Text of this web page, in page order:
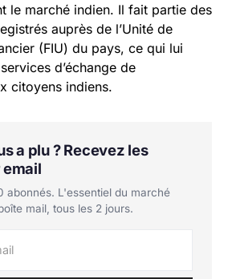
le marché indien. Il fait partie des
auprès de l’Unité de
(FIU) du pays, ce qui lui
d’échange de
citoyens indiens.
a plu ? Recevez les
abonnés. L'essentiel du marché
mail, tous les 2 jours.